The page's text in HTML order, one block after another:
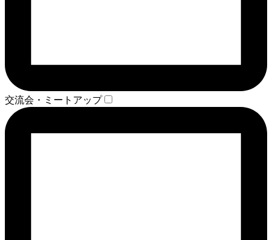
交流会・ミートアップ